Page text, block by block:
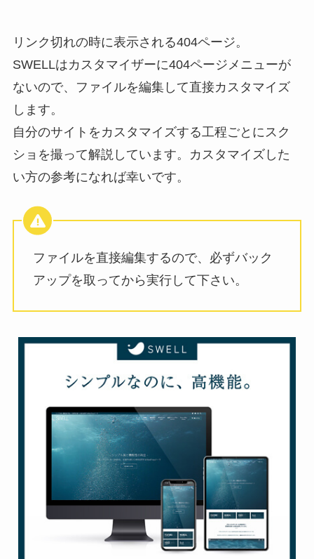
リンク切れの時に表示される404ページ。
SWELLはカスタマイザーに404ページメニューが
ないので、ファイルを編集して直接カスタマイズ
します。
自分のサイトをカスタマイズする工程ごとにスク
ショを撮って解説しています。カスタマイズした
い方の参考になれば幸いです。
ファイルを直接編集するので、必ずバック
アップを取ってから実行して下さい。